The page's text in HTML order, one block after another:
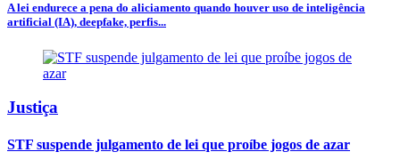
A lei endurece a pena do aliciamento quando houver uso de inteligência
artificial (IA), deepfake, perfis...
Justiça
STF suspende julgamento de lei que proíbe jogos de azar